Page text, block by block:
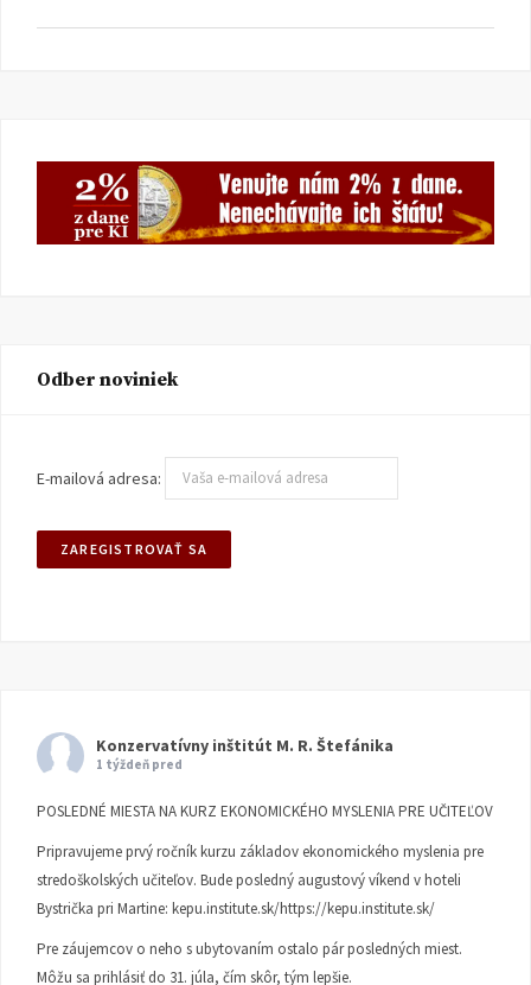
Odber noviniek
E-mailová adresa:
Konzervatívny inštitút M. R. Štefánika
1 týždeň pred
POSLEDNÉ MIESTA NA KURZ EKONOMICKÉHO MYSLENIA PRE UČITEĽOV
Pripravujeme prvý ročník kurzu základov ekonomického myslenia pre
stredoškolských učiteľov. Bude posledný augustový víkend v hoteli
Bystrička pri Martine: kepu.institute.sk/https://kepu.institute.sk/
Pre záujemcov o neho s ubytovaním ostalo pár posledných miest.
Môžu sa prihlásiť do 31. júla, čím skôr, tým lepšie.